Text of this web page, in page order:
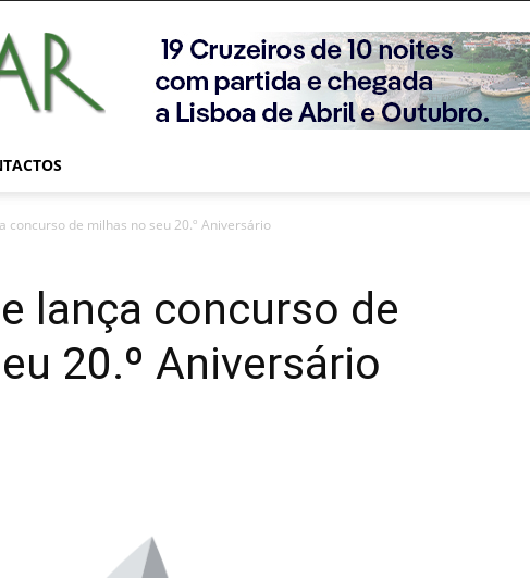
concurso de milhas no seu 20.º Aniversário
lança concurso de
20.º Aniversário